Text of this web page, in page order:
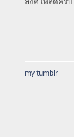
my tumblr